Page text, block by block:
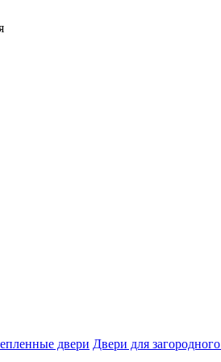
двери Двери для